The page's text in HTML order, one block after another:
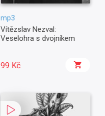
mp3
Vítězslav Nezval:
Veselohra s dvojníkem
99 Kč